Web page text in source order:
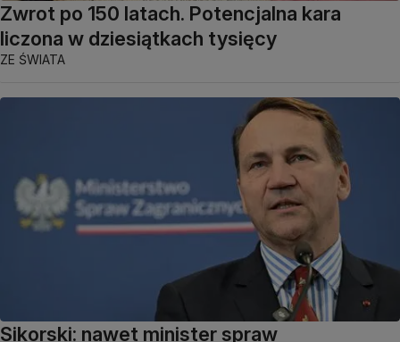
Zwrot po 150 latach. Potencjalna kara
liczona w dziesiątkach tysięcy
ZE ŚWIATA
Sikorski: nawet minister spraw